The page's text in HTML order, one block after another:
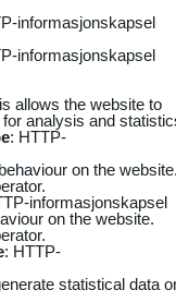
informasjonskapsel
informasjonskapsel
allows the website to
analysis and
: HTTP-
on the
informasjonskapsel
on the website.
: HTTP-
statistical data